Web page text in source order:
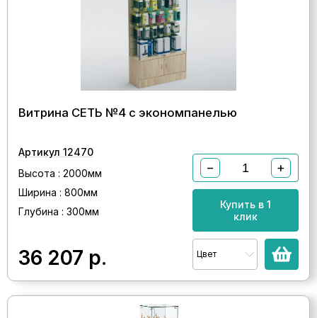
Витрина СЕТЬ №4 с экономпанелью
Артикул 12470
Высота : 2000мм
Ширина : 800мм
Глубина : 300мм
36 207 р.
− +
Купить в 1
клик
Цвет